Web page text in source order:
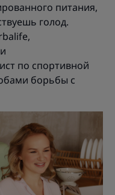
питания,
голод.
по спортивной
борьбы с